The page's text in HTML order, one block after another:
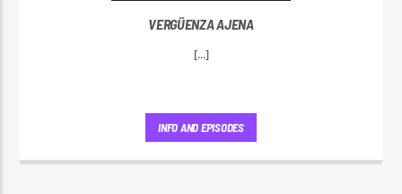
VERGÜENZA AJENA
[...]
INFO AND EPISODES